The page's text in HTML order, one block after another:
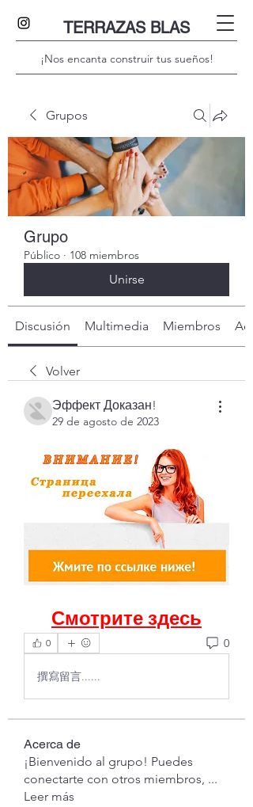
TERRAZAS BLAS
¡Nos encanta construir tus sueños!
Grupos
Grupo
Público · 108 miembros
Unirse
Discusión Multimedia Miembros
Volver
Эффект Доказан!
29 de agosto de 2023
Смотрите здесь
0 0
撰寫留言......
Acerca de
¡Bienvenido al grupo! Puedes
conectarte con otros miembros, ...
Leer más